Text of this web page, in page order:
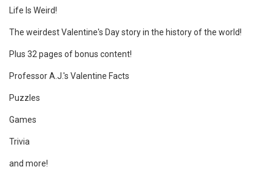
Life Is Weird!
The weirdest Valentine's Day story in the history of the world!
Plus 32 pages of bonus content!
Professor A.J.'s Valentine Facts
Puzzles
Games
Trivia
and more!